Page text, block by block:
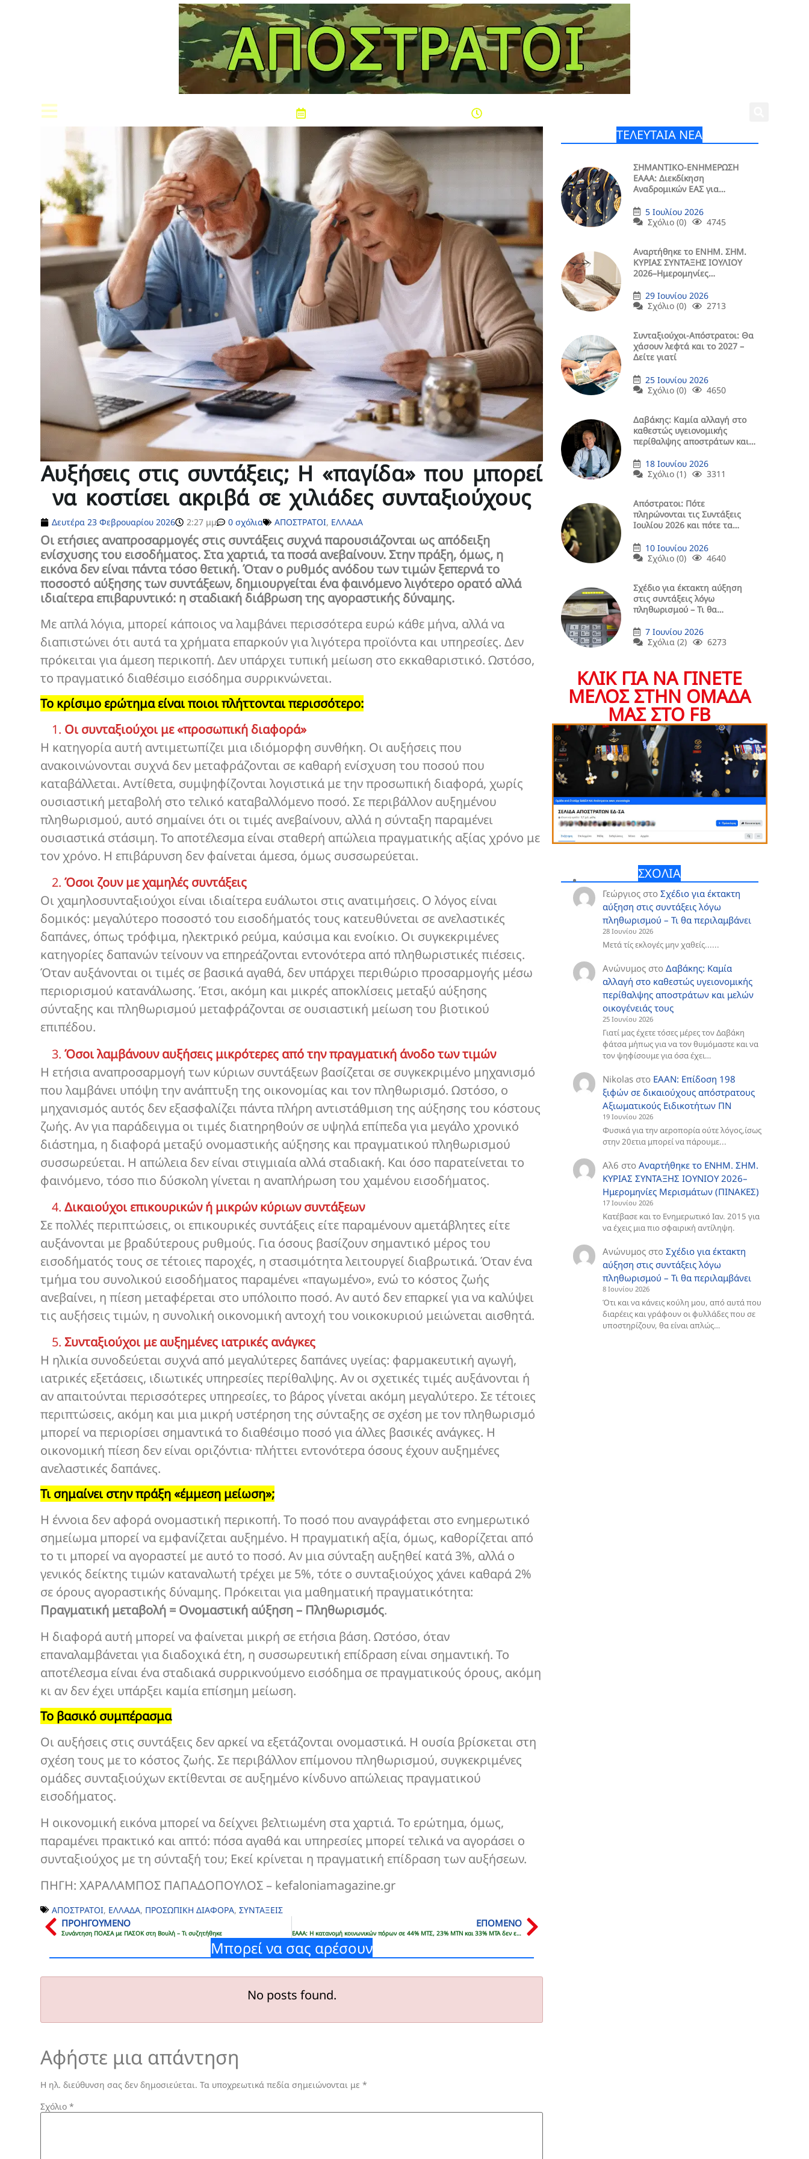
Αυξήσεις στις συντάξεις; Η «παγίδα» που μπορεί
να κοστίσει ακριβά σε χιλιάδες συνταξιούχους
Δευτέρα 23 Φεβρουαρίου 2026 2:27 μμ 0 σχόλια ΑΠΟΣΤΡΑΤΟΙ, ΕΛΛΑΔΑ
Οι ετήσιες αναπροσαρμογές στις συντάξεις συχνά παρουσιάζονται ως απόδειξη
ενίσχυσης του εισοδήματος. Στα χαρτιά, τα ποσά ανεβαίνουν. Στην πράξη, όμως, η
εικόνα δεν είναι πάντα τόσο θετική. Όταν ο ρυθμός ανόδου των τιμών ξεπερνά το
ποσοστό αύξησης των συντάξεων, δημιουργείται ένα φαινόμενο λιγότερο ορατό αλλά
ιδιαίτερα επιβαρυντικό: η σταδιακή διάβρωση της αγοραστικής δύναμης.
Με απλά λόγια, μπορεί κάποιος να λαμβάνει περισσότερα ευρώ κάθε μήνα, αλλά να
διαπιστώνει ότι αυτά τα χρήματα επαρκούν για λιγότερα προϊόντα και υπηρεσίες. Δεν
πρόκειται για άμεση περικοπή. Δεν υπάρχει τυπική μείωση στο εκκαθαριστικό. Ωστόσο,
το πραγματικό διαθέσιμο εισόδημα συρρικνώνεται.
Το κρίσιμο ερώτημα είναι ποιοι πλήττονται περισσότερο:
Οι συνταξιούχοι με «προσωπική διαφορά»
Η κατηγορία αυτή αντιμετωπίζει μια ιδιόμορφη συνθήκη. Οι αυξήσεις που
ανακοινώνονται συχνά δεν μεταφράζονται σε καθαρή ενίσχυση του ποσού που
καταβάλλεται. Αντίθετα, συμψηφίζονται λογιστικά με την προσωπική διαφορά, χωρίς
ουσιαστική μεταβολή στο τελικό καταβαλλόμενο ποσό. Σε περιβάλλον αυξημένου
πληθωρισμού, αυτό σημαίνει ότι οι τιμές ανεβαίνουν, αλλά η σύνταξη παραμένει
ουσιαστικά στάσιμη. Το αποτέλεσμα είναι σταθερή απώλεια πραγματικής αξίας χρόνο με
τον χρόνο. Η επιβάρυνση δεν φαίνεται άμεσα, όμως συσσωρεύεται.
Όσοι ζουν με χαμηλές συντάξεις
Οι χαμηλοσυνταξιούχοι είναι ιδιαίτερα ευάλωτοι στις ανατιμήσεις. Ο λόγος είναι
δομικός: μεγαλύτερο ποσοστό του εισοδήματός τους κατευθύνεται σε ανελαστικές
δαπάνες, όπως τρόφιμα, ηλεκτρικό ρεύμα, καύσιμα και ενοίκιο. Οι συγκεκριμένες
κατηγορίες δαπανών τείνουν να επηρεάζονται εντονότερα από πληθωριστικές πιέσεις.
Όταν αυξάνονται οι τιμές σε βασικά αγαθά, δεν υπάρχει περιθώριο προσαρμογής μέσω
περιορισμού κατανάλωσης. Έτσι, ακόμη και μικρές αποκλίσεις μεταξύ αύξησης
σύνταξης και πληθωρισμού μεταφράζονται σε ουσιαστική μείωση του βιοτικού
επιπέδου.
Όσοι λαμβάνουν αυξήσεις μικρότερες από την πραγματική άνοδο των τιμών
Η ετήσια αναπροσαρμογή των κύριων συντάξεων βασίζεται σε συγκεκριμένο μηχανισμό
που λαμβάνει υπόψη την ανάπτυξη της οικονομίας και τον πληθωρισμό. Ωστόσο, ο
μηχανισμός αυτός δεν εξασφαλίζει πάντα πλήρη αντιστάθμιση της αύξησης του κόστους
ζωής. Αν για παράδειγμα οι τιμές διατηρηθούν σε υψηλά επίπεδα για μεγάλο χρονικό
διάστημα, η διαφορά μεταξύ ονομαστικής αύξησης και πραγματικού πληθωρισμού
συσσωρεύεται. Η απώλεια δεν είναι στιγμιαία αλλά σταδιακή. Και όσο παρατείνεται το
φαινόμενο, τόσο πιο δύσκολη γίνεται η αναπλήρωση του χαμένου εισοδήματος.
Δικαιούχοι επικουρικών ή μικρών κύριων συντάξεων
Σε πολλές περιπτώσεις, οι επικουρικές συντάξεις είτε παραμένουν αμετάβλητες είτε
αυξάνονται με βραδύτερους ρυθμούς. Για όσους βασίζουν σημαντικό μέρος του
εισοδήματός τους σε τέτοιες παροχές, η στασιμότητα λειτουργεί διαβρωτικά. Όταν ένα
τμήμα του συνολικού εισοδήματος παραμένει «παγωμένο», ενώ το κόστος ζωής
ανεβαίνει, η πίεση μεταφέρεται στο υπόλοιπο ποσό. Αν αυτό δεν επαρκεί για να καλύψει
τις αυξήσεις τιμών, η συνολική οικονομική αντοχή του νοικοκυριού μειώνεται αισθητά.
Συνταξιούχοι με αυξημένες ιατρικές ανάγκες
Η ηλικία συνοδεύεται συχνά από μεγαλύτερες δαπάνες υγείας: φαρμακευτική αγωγή,
ιατρικές εξετάσεις, ιδιωτικές υπηρεσίες περίθαλψης. Αν οι σχετικές τιμές αυξάνονται ή
αν απαιτούνται περισσότερες υπηρεσίες, το βάρος γίνεται ακόμη μεγαλύτερο. Σε τέτοιες
περιπτώσεις, ακόμη και μια μικρή υστέρηση της σύνταξης σε σχέση με τον πληθωρισμό
μπορεί να περιορίσει σημαντικά το διαθέσιμο ποσό για άλλες βασικές ανάγκες. Η
οικονομική πίεση δεν είναι οριζόντια· πλήττει εντονότερα όσους έχουν αυξημένες
ανελαστικές δαπάνες.
Τι σημαίνει στην πράξη «έμμεση μείωση»;
Η έννοια δεν αφορά ονομαστική περικοπή. Το ποσό που αναγράφεται στο ενημερωτικό
σημείωμα μπορεί να εμφανίζεται αυξημένο. Η πραγματική αξία, όμως, καθορίζεται από
το τι μπορεί να αγοραστεί με αυτό το ποσό. Αν μια σύνταξη αυξηθεί κατά 3%, αλλά ο
γενικός δείκτης τιμών καταναλωτή τρέχει με 5%, τότε ο συνταξιούχος χάνει καθαρά 2%
σε όρους αγοραστικής δύναμης. Πρόκειται για μαθηματική πραγματικότητα:
Πραγματική μεταβολή = Ονομαστική αύξηση – Πληθωρισμός.
Η διαφορά αυτή μπορεί να φαίνεται μικρή σε ετήσια βάση. Ωστόσο, όταν
επαναλαμβάνεται για διαδοχικά έτη, η συσσωρευτική επίδραση είναι σημαντική. Το
αποτέλεσμα είναι ένα σταδιακά συρρικνούμενο εισόδημα σε πραγματικούς όρους, ακόμη
κι αν δεν έχει υπάρξει καμία επίσημη μείωση.
Το βασικό συμπέρασμα
Οι αυξήσεις στις συντάξεις δεν αρκεί να εξετάζονται ονομαστικά. Η ουσία βρίσκεται στη
σχέση τους με το κόστος ζωής. Σε περιβάλλον επίμονου πληθωρισμού, συγκεκριμένες
ομάδες συνταξιούχων εκτίθενται σε αυξημένο κίνδυνο απώλειας πραγματικού
εισοδήματος.
Η οικονομική εικόνα μπορεί να δείχνει βελτιωμένη στα χαρτιά. Το ερώτημα, όμως,
παραμένει πρακτικό και απτό: πόσα αγαθά και υπηρεσίες μπορεί τελικά να αγοράσει ο
συνταξιούχος με τη σύνταξή του; Εκεί κρίνεται η πραγματική επίδραση των αυξήσεων.
ΠΗΓΗ: ΧΑΡΑΛΑΜΠΟΣ ΠΑΠΑΔΟΠΟΥΛΟΣ – kefaloniamagazine.gr
ΑΠΟΣΤΡΑΤΟΙ, ΕΛΛΑΔΑ, ΠΡΟΣΩΠΙΚΗ ΔΙΑΦΟΡΑ,ΣΥΝΤΑΞΕΙΣ
ΠΡΟΗΓΟΥΜΕΝΟ
Συνάντηση ΠΟΑΣΑ με ΠΑΣΟΚ στη Βουλή – Τι συζητήθηκε
ΕΠΟΜΕΝΟ
ΕΑΑΑ: Η κατανομή κοινωνικών πόρων σε 44% ΜΤΣ, 23% ΜΤΝ και 33% ΜΤΑ δεν ευνοεί κανένα Μ.Τ.
Μπορεί να σας αρέσουν
No posts found.
Αφήστε μια απάντηση
Η ηλ. διεύθυνση σας δεν δημοσιεύεται. Τα υποχρεωτικά πεδία σημειώνονται με*
Σχόλιο*
ΤΕΛΕΥΤΑΙΑ ΝΕΑ
ΣΗΜΑΝΤΙΚΟ-ΕΝΗΜΕΡΩΣΗ
ΕΑΑΑ: Διεκδίκηση
Αναδρομικών ΕΑΣ για
5 Ιουλίου 2026
Σχόλιο (0)
4745
Aναρτήθηκε το ENHM. ΣΗΜ.
ΚΥΡΙΑΣ ΣΥΝΤΑΞΗΣ ΙΟΥΛΙΟΥ
2026–Ημερομηνίες
29 Ιουνίου 2026
Σχόλιο (0)
2713
Συνταξιούχοι-Απόστρατοι: Θα
χάσουν λεφτά και το 2027 –
Δείτε γιατί
25 Ιουνίου 2026
Σχόλιο (0)
4650
Δαβάκης: Καμία αλλαγή στο
καθεστώς υγειονομικής
περίθαλψης αποστράτων και
18 Ιουνίου 2026
Σχόλιο (1)
3311
Aπόστρατοι: Πότε
πληρώνονται τις Συντάξεις
Ιουλίου 2026 και πότε τα
10 Ιουνίου 2026
Σχόλιο (0)
4640
Σχέδιο για έκτακτη αύξηση
στις συντάξεις λόγω
πληθωρισμού – Τι θα
7 Ιουνίου 2026
Σχόλια (2)
6273
ΚΛΙΚ ΓΙΑ ΝΑ ΓΙΝΕΤΕ
ΜΕΛΟΣ ΣΤΗΝ ΟΜΑΔΑ
ΜΑΣ ΣΤΟ FB
ΣΧΟΛΙΑ
Γεώργιοςστο Σχέδιο για έκτακτη
αύξηση στις συντάξεις λόγω
πληθωρισμού – Τι θα περιλαμβάνει
28 Ιουνίου 2026
Μετά τίς εκλογές μην χαθείς......
Ανώνυμοςστο Δαβάκης: Καμία
αλλαγή στο καθεστώς υγειονομικής
περίθαλψης αποστράτων και μελών
οικογένειάς τους
25 Ιουνίου 2026
Γιατί μας έχετε τόσες μέρες τον Δαβάκη
φάτσα μήπως για να τον θυμόμαστε και να
τον ψηφίσουμε για όσα έχει…
Nikolasστο ΕΑΑΝ: Επίδοση 198
ξιφών σε δικαιούχους απόστρατους
Αξιωματικούς Ειδικοτήτων ΠΝ
19 Ιουνίου 2026
Φυσικά για την αεροπορία ούτε λόγος,ίσως
στην 20ετια μπορεί να πάρουμε...
Αλ6 στο Aναρτήθηκε το ENHM. ΣΗΜ.
ΚΥΡΙΑΣ ΣΥΝΤΑΞΗΣ ΙΟΥΝΙΟΥ 2026–
Ημερομηνίες Μερισμάτων (ΠΙΝΑΚΕΣ)
17 Ιουνίου 2026
Κατέβασε και το Ενημερωτικό Ιαν. 2015 για
να έχεις μια πιο σφαιρική αντίληψη.
Ανώνυμοςστο Σχέδιο για έκτακτη
αύξηση στις συντάξεις λόγω
πληθωρισμού – Τι θα περιλαμβάνει
8 Ιουνίου 2026
Ότι και να κάνεις κούλη μου, από αυτά που
διαρέεις και γράφουν οι φυλλάδες που σε
υποστηρίζουν, θα είναι απλώς…